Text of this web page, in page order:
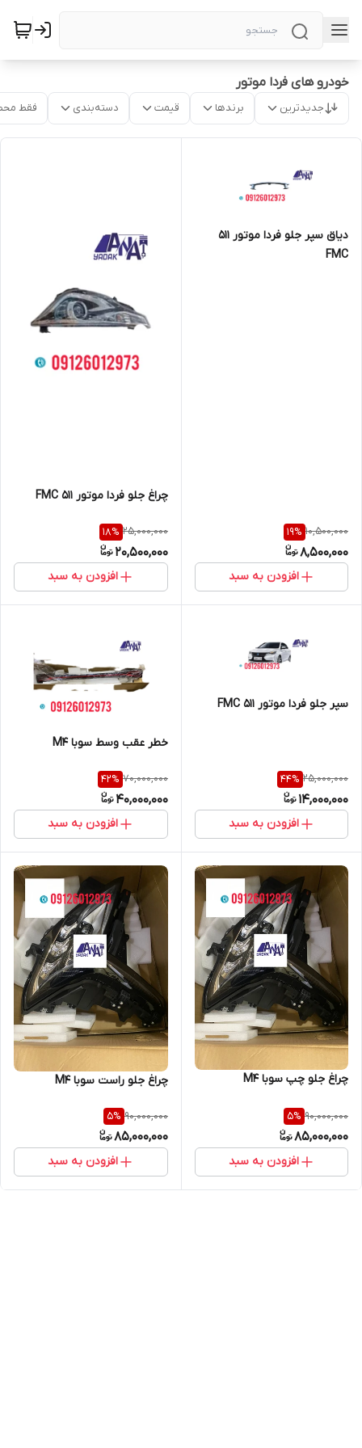
خودرو های فردا موتور
جدیدترین برندها قیمت دسته‌بندی فقط
دیاق سپر جلو فردا موتور 511
FMC
10,500,000
19%
8,500,000
افزودن به سبد
چراغ جلو فردا موتور 511 FMC
25,000,000
18%
20,500,000
افزودن به سبد
سپر جلو فردا موتور 511 FMC
25,000,000
44%
14,000,000
افزودن به سبد
خطر عقب وسط سوبا M4
70,000,000
42%
40,000,000
افزودن به سبد
چراغ جلو چپ سوبا M4
90,000,000
5%
85,000,000
افزودن به سبد
چراغ جلو راست سوبا M4
90,000,000
5%
85,000,000
افزودن به سبد